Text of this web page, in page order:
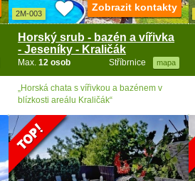
2M-003
Horský srub - bazén a vířivka
- Jeseníky - Kraličák
Stříbrnice mapa
Max.12 osob
Zobrazit kontakty
„Horská chata s vířivkou a bazénem v
blízkosti areálu Kraličák“